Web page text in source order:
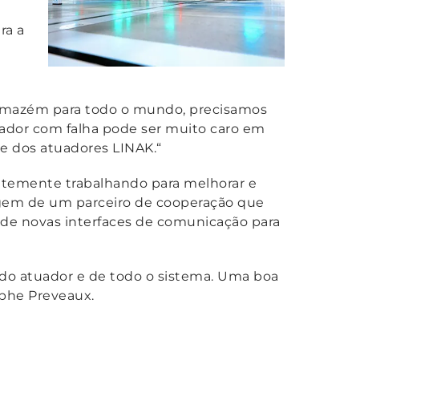
a
para todo o mundo, precisamos
com falha pode ser muito caro em
dos atuadores LINAK.“
trabalhando para melhorar e
de um parceiro de cooperação que
novas interfaces de comunicação para
atuador e de todo o sistema. Uma boa
Preveaux.